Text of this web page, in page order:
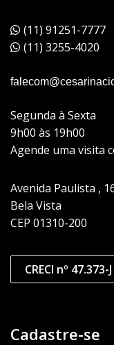
(11) 91251-7777
(11) 3255-4020
Segunda à Sexta
9h00 às 19h00
Agende uma visita
Avenida Paulista ,
Bela Vista
CEP 01310-200
CRECI nº 47.373-J
Cadastre-se